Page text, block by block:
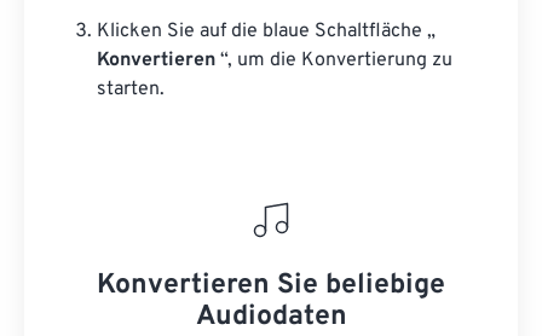
Klicken Sie auf die blaue Schaltfläche „
Konvertieren “, um die Konvertierung zu
starten.
Konvertieren Sie beliebige
Audiodaten